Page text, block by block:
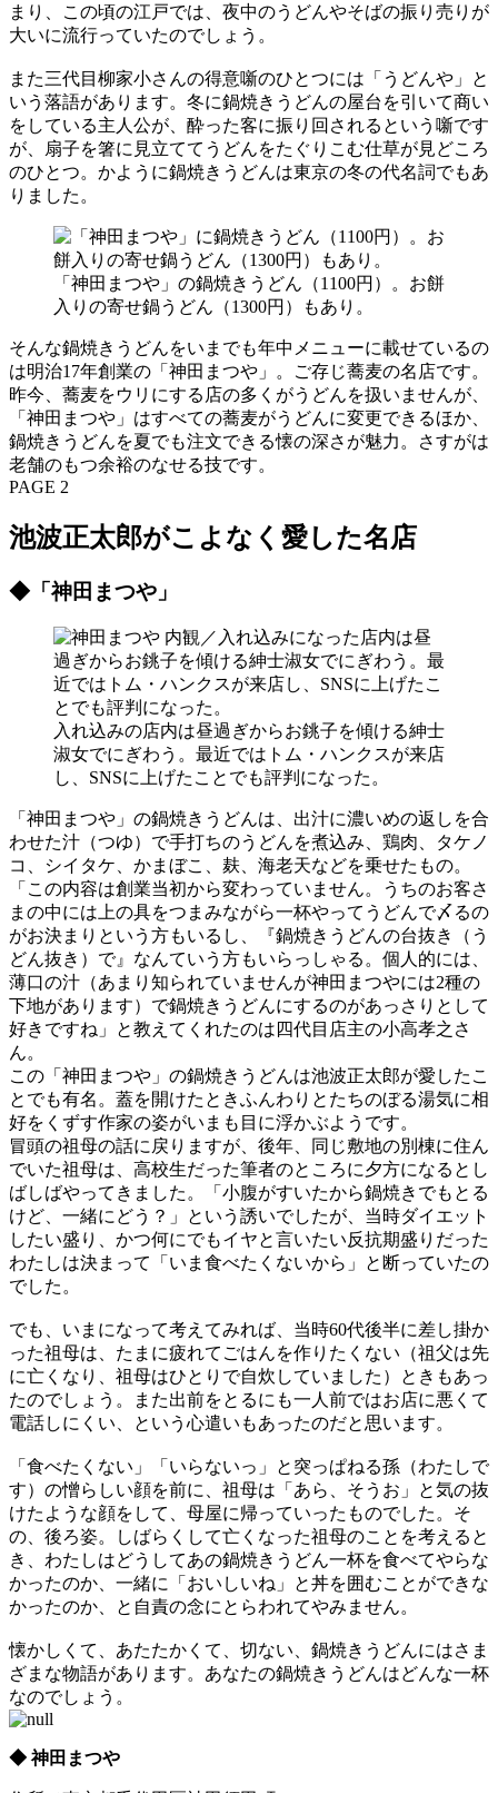
まり、この頃の江戸では、夜中のうどんやそばの振り売りが
大いに流行っていたのでしょう。
また三代目柳家小さんの得意噺のひとつには「うどんや」と
いう落語があります。冬に鍋焼きうどんの屋台を引いて商い
をしている主人公が、酔った客に振り回されるという噺です
が、扇子を箸に見立ててうどんをたぐりこむ仕草が見どころ
のひとつ。かように鍋焼きうどんは東京の冬の代名詞でもあ
りました。
「神田まつや」の鍋焼きうどん（1100円）。お餅
入りの寄せ鍋うどん（1300円）もあり。
そんな鍋焼きうどんをいまでも年中メニューに載せているの
は明治17年創業の「神田まつや」。ご存じ蕎麦の名店です。
昨今、蕎麦をウリにする店の多くがうどんを扱いませんが、
「神田まつや」はすべての蕎麦がうどんに変更できるほか、
鍋焼きうどんを夏でも注文できる懐の深さが魅力。さすがは
老舗のもつ余裕のなせる技です。
PAGE 2
池波正太郎がこよなく愛した名店
◆「神田まつや」
入れ込みの店内は昼過ぎからお銚子を傾ける紳士
淑女でにぎわう。最近ではトム・ハンクスが来店
し、SNSに上げたことでも評判になった。
「神田まつや」の鍋焼きうどんは、出汁に濃いめの返しを合
わせた汁（つゆ）で手打ちのうどんを煮込み、鶏肉、タケノ
コ、シイタケ、かまぼこ、麸、海老天などを乗せたもの。
「この内容は創業当初から変わっていません。うちのお客さ
まの中には上の具をつまみながら一杯やってうどんで〆るの
がお決まりという方もいるし、『鍋焼きうどんの台抜き（う
どん抜き）で』なんていう方もいらっしゃる。個人的には、
薄口の汁（あまり知られていませんが神田まつやには2種の
下地があります）で鍋焼きうどんにするのがあっさりとして
好きですね」と教えてくれたのは四代目店主の小高孝之さ
ん。
この「神田まつや」の鍋焼きうどんは池波正太郎が愛したこ
とでも有名。蓋を開けたときふんわりとたちのぼる湯気に相
好をくずす作家の姿がいまも目に浮かぶようです。
冒頭の祖母の話に戻りますが、後年、同じ敷地の別棟に住ん
でいた祖母は、高校生だった筆者のところに夕方になるとし
ばしばやってきました。「小腹がすいたから鍋焼きでもとる
けど、一緒にどう？」という誘いでしたが、当時ダイエット
したい盛り、かつ何にでもイヤと言いたい反抗期盛りだった
わたしは決まって「いま食べたくないから」と断っていたの
でした。
でも、いまになって考えてみれば、当時60代後半に差し掛か
った祖母は、たまに疲れてごはんを作りたくない（祖父は先
に亡くなり、祖母はひとりで自炊していました）ときもあっ
たのでしょう。また出前をとるにも一人前ではお店に悪くて
電話しにくい、という心遣いもあったのだと思います。
「食べたくない」「いらないっ」と突っぱねる孫（わたしで
す）の憎らしい顔を前に、祖母は「あら、そうお」と気の抜
けたような顔をして、母屋に帰っていったものでした。そ
の、後ろ姿。しばらくして亡くなった祖母のことを考えると
き、わたしはどうしてあの鍋焼きうどん一杯を食べてやらな
かったのか、一緒に「おいしいね」と丼を囲むことができな
かったのか、と自責の念にとらわれてやみません。
懐かしくて、あたたかくて、切ない、鍋焼きうどんにはさま
ざまな物語があります。あなたの鍋焼きうどんはどんな一杯
なのでしょう。
◆ 神田まつや